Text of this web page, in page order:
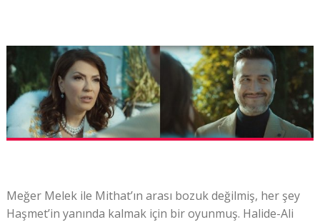
Meğer Melek ile Mithat’ın arası bozuk değilmiş, her şey
Haşmet’in yanında kalmak için bir oyunmuş. Halide-Ali